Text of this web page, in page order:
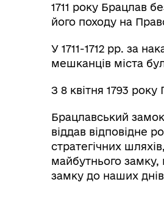
1711 року Брацлав
його походу на
У 1711-1712 рр. за
мешканців міста
З 8 квітня 1793
Брацлавський
віддав відповідне
стратегічних
майбутнього замку,
замку до наших